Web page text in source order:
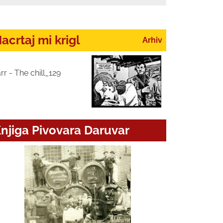
Arhiv
mi krigl
- The chill_129
Pivovara Daruvar